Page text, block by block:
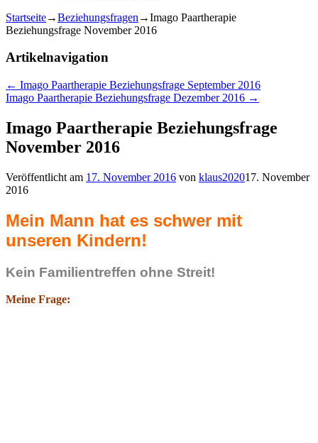
Startseite→Beziehungsfragen →Imago Paartherapie
Beziehungsfrage November 2016
Artikelnavigation
← Imago Paartherapie Beziehungsfrage September 2016
Imago Paartherapie Beziehungsfrage Dezember 2016 →
Imago Paartherapie Beziehungsfrage
November 2016
Veröffentlicht am 17. November 2016 von klaus202017. November
2016
Mein Mann hat es schwer mit
unseren Kindern!
Kein Familientreffen ohne Streit!
Meine Frage: